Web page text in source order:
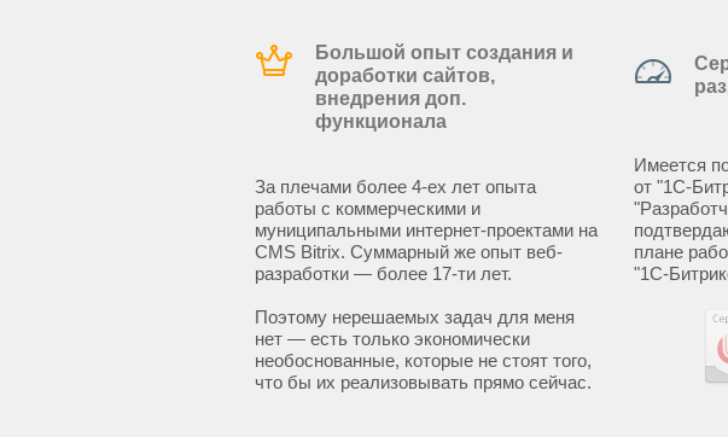
Большой опыт создания и
доработки сайтов,
внедрения доп.
функционала
За плечами более 4-ех лет опыта
работы с коммерческими и
муниципальными интернет-проектами на
CMS Bitrix. Суммарный же опыт веб-
разработки — более 17-ти лет.
Поэтому нерешаемых задач для меня
нет — есть только экономически
необоснованные, которые не стоят того,
что бы их реализовывать прямо сейчас.
Имеется
от "1С-
плане
"1С-